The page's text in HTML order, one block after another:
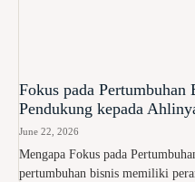
Fokus pada Pertumbuhan
Pendukung kepada
June 22, 2026
Mengapa Fokus pada
pertumbuhan bisnis memiliki